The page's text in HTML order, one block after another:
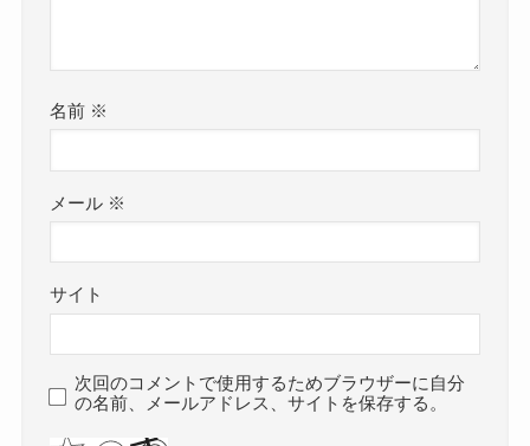
名前 ※
メール ※
サイト
次回のコメントで使用するためブラウザーに自分
の名前、メールアドレス、サイトを保存する。